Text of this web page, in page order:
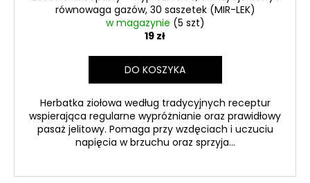
równowaga gazów, 30 saszetek (MIR-LEK)
w magazynie (5 szt)
19 zł
DO KOSZYKA
Herbatka ziołowa według tradycyjnych receptur
wspierająca regularne wypróżnianie oraz prawidłowy
pasaż jelitowy. Pomaga przy wzdęciach i uczuciu
napięcia w brzuchu oraz sprzyja...